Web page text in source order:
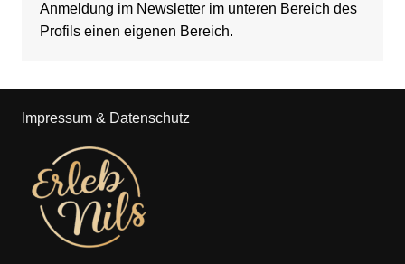
Anmeldung im Newsletter im unteren Bereich des
Profils einen eigenen Bereich.
Impressum& Datenschutz